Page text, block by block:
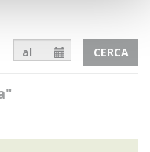
al CERCA